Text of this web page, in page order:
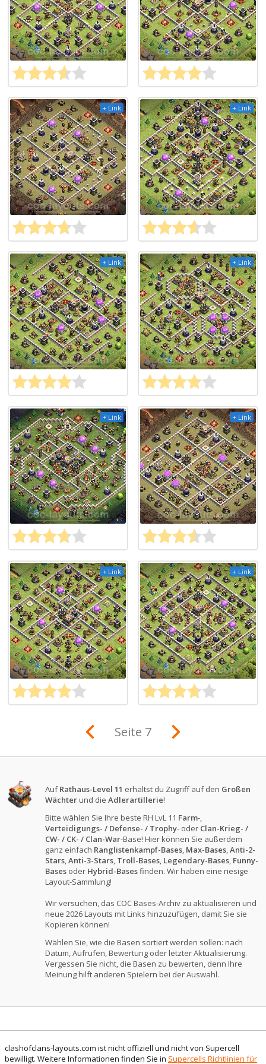
+ Link + Link
+ Link + Link
+ Link + Link
+ Link + Link
Seite 7
AufRathaus-Level 11 erhältst du Zugriff auf den Großen
Wächterund dieAdlerartillerie!
Bitte wählen Sie Ihre beste RH LvL 11 Farm-,
Verteidigungs- / Defense- / Trophy- oder Clan-Krieg- /
CW- / CK- / Clan-War-Base! Hier können Sie außerdem
ganz einfach Ranglistenkampf-Bases, Max-Bases,Anti-2-
Stars,Anti-3-Stars, Troll-Bases, Legendary-Bases, Funny-
Bases oder Hybrid-Basesfinden. Wir haben eine riesige
Layout-Sammlung!
Wir versuchen, das COC Bases-Archiv zu aktualisieren und
neue 2026 Layouts mit Links hinzuzufügen, damit Sie sie
Kopieren können!
Wählen Sie, wie die Basen sortiert werden sollen: nach
Datum, Aufrufen, Bewertung oder letzter Aktualisierung.
Vergessen Sie nicht, die Basen zu bewerten, denn Ihre
Meinung hilft anderen Spielern bei der Auswahl.
clashofclans-layouts.com ist nicht offiziell und nicht von Supercell
bewilligt. Weitere Informationen finden Sie in Supercells Richtlinien für